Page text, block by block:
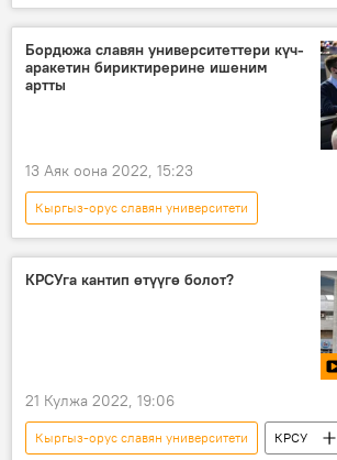
Россия
ректор
Бордюжа славян университеттери күч-
аракетин бириктирерине ишеним
артты
13 Аяк оона 2022, 15:23
Кыргыз-орус славян университети
Маалымат борбор
Кыргызстан
Евразия
Университет
КРСУга кантип өтүүгө болот?
21 Кулжа 2022, 19:06
Кыргыз-орус славян университети
КРСУ